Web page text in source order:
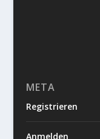
META
Registrieren
Anmelden